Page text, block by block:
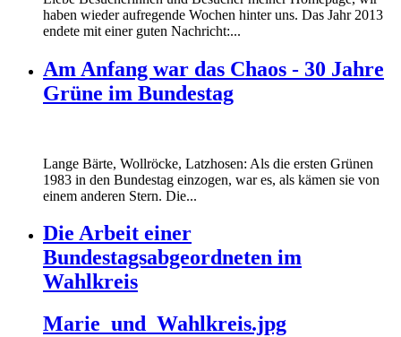
haben wieder aufregende Wochen hinter uns. Das Jahr 2013
endete mit einer guten Nachricht:...
Am Anfang war das Chaos - 30 Jahre
Grüne im Bundestag
Lange Bärte, Wollröcke, Latzhosen: Als die ersten Grünen
1983 in den Bundestag einzogen, war es, als kämen sie von
einem anderen Stern. Die...
Die Arbeit einer
Bundestagsabgeordneten im
Wahlkreis
Marie_und_Wahlkreis.jpg